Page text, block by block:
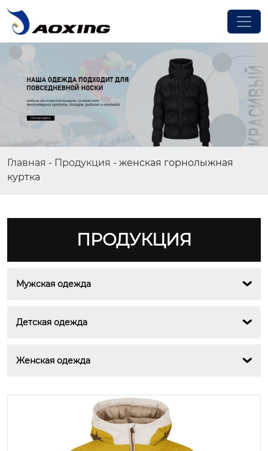
Главная - Продукция - женская горнолыжная
куртка
ПРОДУКЦИЯ
Мужская одежда 
Детская одежда 
Женская одежда 